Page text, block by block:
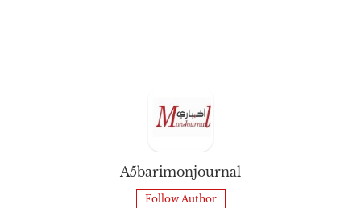
A5barimonjournal
Follow Author